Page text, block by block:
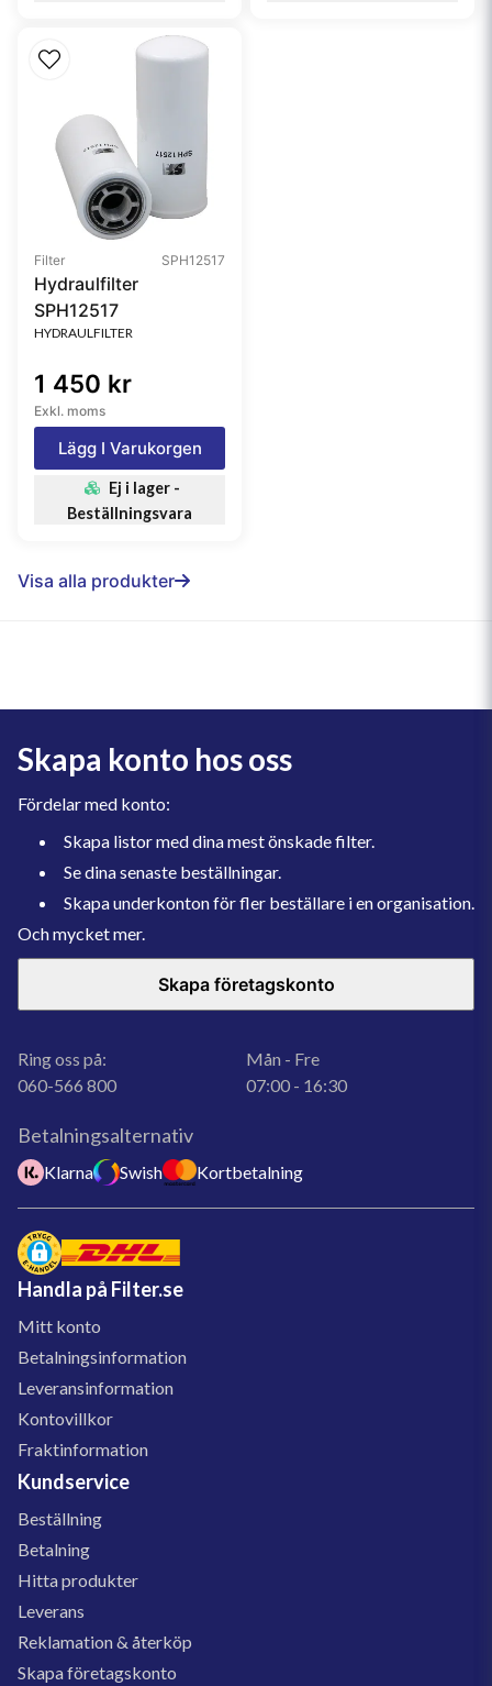
Filter SPH12517
Hydraulfilter
SPH12517
HYDRAULFILTER
1 450 kr
Exkl. moms
Lägg I Varukorgen
Ej i lager -
Beställningsvara
Visa alla produkter
Skapa konto hos oss
Fördelar med konto:
Skapa listor med dina mest önskade filter.
Se dina senaste beställningar.
Skapa underkonton för fler beställare i en organisation.
Och mycket mer.
Skapa företagskonto
Ring oss på:
060-566 800
Mån - Fre
07:00 - 16:30
Betalningsalternativ
Klarna Swish Kortbetalning
Handla på Filter.se
Mitt konto
Betalningsinformation
Leveransinformation
Kontovillkor
Fraktinformation
Kundservice
Beställning
Betalning
Hitta produkter
Leverans
Reklamation & återköp
Skapa företagskonto